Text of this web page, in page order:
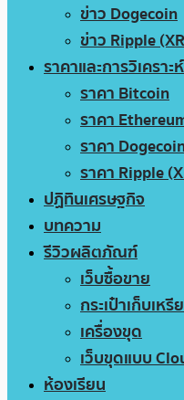
ข่าว Dogecoin
ข่าว Ripple
ราคาและการวิเคราะห์
ราคา Bitcoin
ราคา
ราคา
ราคา Ripple
ปฏิทินเศรษฐกิจ
บทความ
รีวิวผลิตภัณฑ์
เว็บซื้อขาย
กระเป๋าเก็บเห
เครื่องขุด
เว็บขุดแบบ
ห้องเรียน